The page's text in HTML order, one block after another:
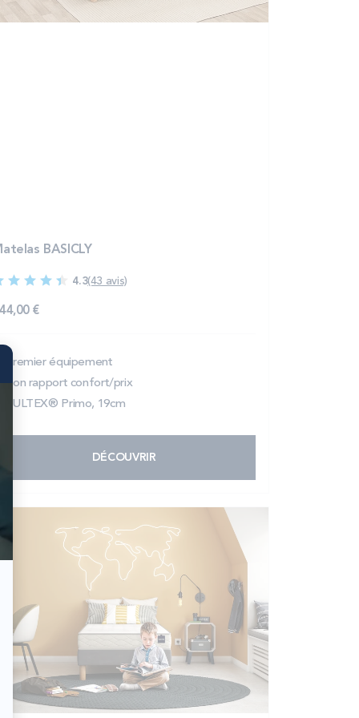
BASICLY
4.3(43 avis)
€
Premier équipement
Bon rapport confort/prix
BULTEX® Primo, 19cm
DÉCOUVRIR